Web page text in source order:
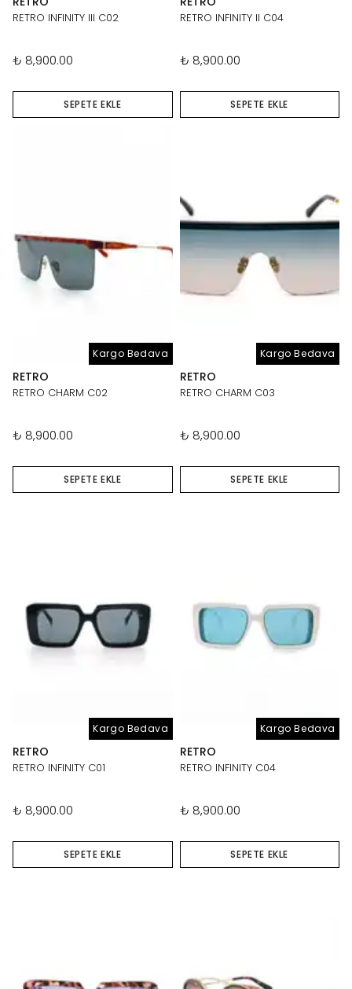
RETRO INFINITY III C02
₺ 8,900.00
SEPETE EKLE
RETRO INFINITY II C04
₺ 8,900.00
SEPETE EKLE
Kargo Bedava
RETRO
RETRO CHARM C02
₺ 8,900.00
SEPETE EKLE
Kargo Bedava
RETRO
RETRO CHARM C03
₺ 8,900.00
SEPETE EKLE
Kargo Bedava
RETRO
RETRO INFINITY C01
₺ 8,900.00
SEPETE EKLE
Kargo Bedava
RETRO
RETRO INFINITY C04
₺ 8,900.00
SEPETE EKLE